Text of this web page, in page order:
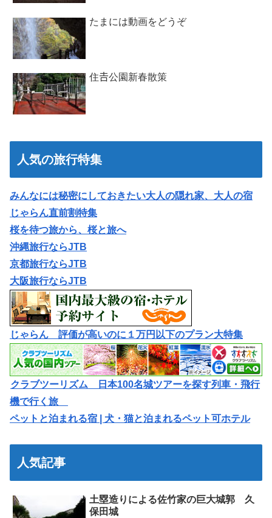
たまには動画をどうぞ
住𠮷公園新春散策
人気の旅行特集
みんなには秘密にしておきたい大人の隠れ家、大人の宿
じゃらん直前割特集
桜を待つ旅から、桜と旅へ
沖縄旅行ならJTB
京都旅行ならJTB
大阪旅行ならJTB
じゃらん 評価が高いのに１万円以下のプラン大特集
クラブツーリズム 日本100名城ツアーを探す列車・飛行
機で行く旅
ペットと泊まれる宿 | 犬・猫と泊まれるペット可ホテル
人気記事
土塁造りによる佐竹家の巨大城郭 久
保田城